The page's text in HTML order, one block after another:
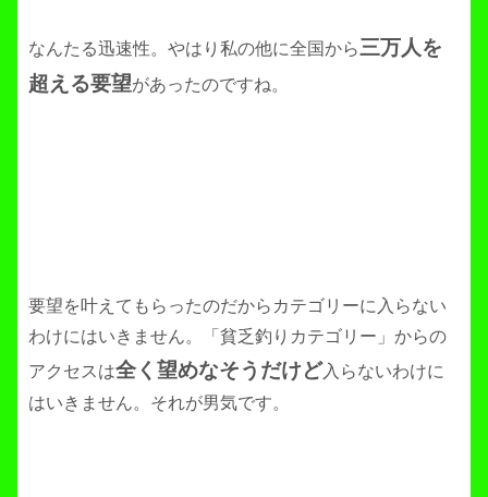
なんたる迅速性。やはり私の他に全国から三万人を
超える要望があったのですね。
要望を叶えてもらったのだからカテゴリーに入らない
わけにはいきません。「貧乏釣りカテゴリー」からの
アクセスは全く望めなそうだけど入らないわけに
はいきません。それが男気です。